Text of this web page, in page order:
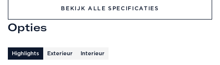
BEKIJK ALLE SPECIFICATIES
Opties
Highlights Exterieur Interieur